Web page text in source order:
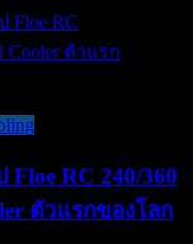
RC 240/360
ตัวแรกของโลก